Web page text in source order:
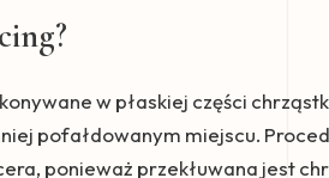
w płaskiej części
pofałdowanym miejscu.
ponieważ przekłuwana jest